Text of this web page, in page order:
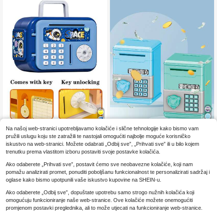
a, kolekcija kovanica, Noć vještica,
kolekcija božićnih poklona
Igračke za rođendanske poklone za
vrtićku djecu, Ormarići za pohranu l
ozinki, Dječji bankomati, Crtani klju
č s plišanim medvjedićem/astronaut
ranu kovanica i papirnatog novca,
Ukrasne igračke (Ovaj proizvod ne
ma funkciju, nema napajanje, prika
7.25€
zano na stranici s detaljima)
Dječja bankica u obliku svinje s AT
M-om, simulirano mehaničko otklju
čavanje, simulirano otključavanje lo
zinkom, kreativna kutija za pohran
ecu u vrtiću, ormarić za pohranu klj
učeva (ovaj proizvod nema funkcij
u, nema ugrađene baterije, detalji s
u prikazani na stranici proizvoda)
6.93€
Na našoj web-stranici upotrebljavamo kolačiće i slične tehnologije kako bismo vam
pružili uslugu koju ste zatražili te nastojali omogućiti najbolje moguće korisničko
iskustvo na web-stranici. Možete odabrati „Odbij sve”, „Prihvati sve” ili u bilo kojem
trenutku prema vlastitom izboru postaviti svoje postavke kolačića.
Ako odaberete „Prihvati sve”, postavit ćemo sve neobavezne kolačiće, koji nam
pomažu analizirati promet, ponuditi poboljšanu funkcionalnost te personalizirati sadržaj i
oglase kako bismo upotpunili vaše iskustvo kupovine na SHEIN-u.
Ako odaberete „Odbij sve”, dopuštate upotrebu samo strogo nužnih kolačića koji
omogućuju funkcioniranje naše web-stranice. Ove kolačiće možete onemogućiti
promjenom postavki preglednika, ali to može utjecati na funkcioniranje web-stranice.